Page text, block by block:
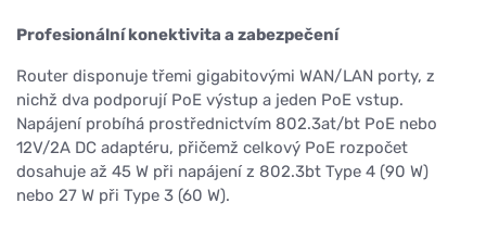
Profesionální konektivita a zabezpečení
Router disponuje třemi gigabitovými WAN/LAN porty, z
nichž dva podporují PoE výstup a jeden PoE vstup.
Napájení probíhá prostřednictvím 802.3at/bt PoE nebo
12V/2A DC adaptéru, přičemž celkový PoE rozpočet
dosahuje až 45 W při napájení z 802.3bt Type 4 (90 W)
nebo 27 W při Type 3 (60 W).